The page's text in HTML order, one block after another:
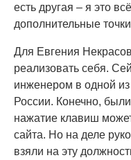
есть другая – я это
дополнительные
Для Евгения
реализовать себя.
инженером в одной
России. Конечно,
нажатие клавиш
сайта. Но на деле
взяли на эту